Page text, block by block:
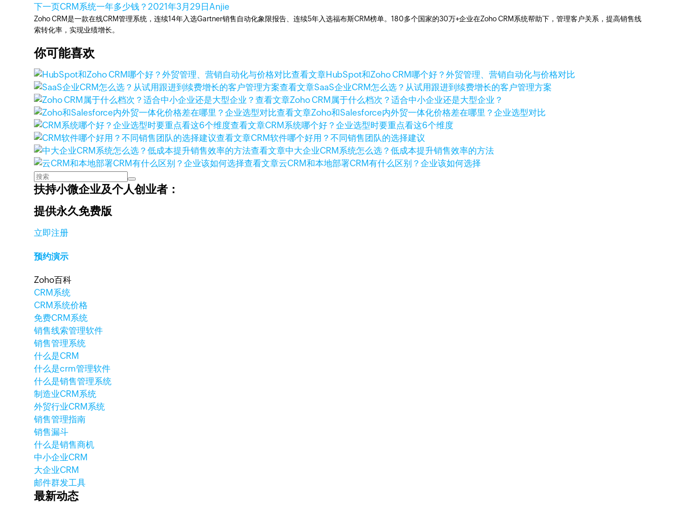
下一页CRM系统一年多少钱？2021年3月29日Anjie
Zoho CRM是一款在线CRM管理系统，连续14年入选Gartner销售自动化象限报告、连续5年入选福布斯CRM榜单。180多个国家的30万+企业在Zoho CRM系统帮助下，管理客户关系，提高销售线
索转化率，实现业绩增长。
你可能喜欢
查看文章HubSpot和Zoho CRM哪个好？外贸管理、营销自动化与价格对比
查看文章SaaS企业CRM怎么选？从试用跟进到续费增长的客户管理方案
查看文章Zoho CRM属于什么档次？适合中小企业还是大型企业？
查看文章Zoho和Salesforce内外贸一体化价格差在哪里？企业选型对比
查看文章CRM系统哪个好？企业选型时要重点看这6个维度
查看文章CRM软件哪个好用？不同销售团队的选择建议
查看文章中大企业CRM系统怎么选？低成本提升销售效率的方法
查看文章云CRM和本地部署CRM有什么区别？企业该如何选择
扶持小微企业及个人创业者：
提供永久免费版
立即注册
预约演示
Zoho百科
CRM系统
CRM系统价格
免费CRM系统
销售线索管理软件
销售管理系统
什么是CRM
什么是crm管理软件
什么是销售管理系统
制造业CRM系统
外贸行业CRM系统
销售管理指南
销售漏斗
什么是销售商机
中小企业CRM
大企业CRM
邮件群发工具
最新动态